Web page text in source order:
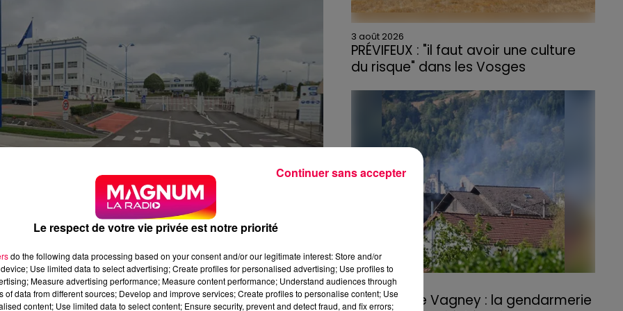
sites de production de Nestlé Waters dans deux
Radio France qui a révélé l'information, confirmée par
POUR TROMPERIE
judiciaire ouverte après une plainte pour
3 août 2026
PRÉVIFEUX : "il faut avoir une culture
du risque" dans les Vosges
3 août 2026
Incendie de Vagney : la gendarmerie
Le respect de votre vie privée est notre priorité
do the following data processing based on your consent and/or our legitimate interest: Store and/or
Use limited data to select advertising; Create profiles for personalised advertising; Use profiles to
Measure advertising performance; Measure content performance; Understand audiences through
of data from different sources; Develop and improve services; Create profiles to personalise content; Use
content; Use limited data to select content; Ensure security, prevent and detect fraud, and fix errors;
Continuer sans accepter